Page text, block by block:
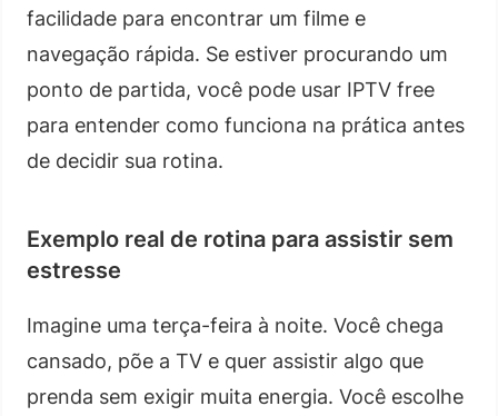
facilidade para encontrar um filme e
navegação rápida. Se estiver procurando um
ponto de partida, você pode usar IPTV free
para entender como funciona na prática antes
de decidir sua rotina.
Exemplo real de rotina para assistir sem
estresse
Imagine uma terça-feira à noite. Você chega
cansado, põe a TV e quer assistir algo que
prenda sem exigir muita energia. Você escolhe